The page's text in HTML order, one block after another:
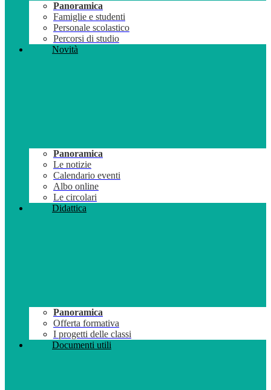
Panoramica
Famiglie e studenti
Personale scolastico
Percorsi di studio
Novità
Panoramica
Le notizie
Calendario eventi
Albo online
Le circolari
Didattica
Panoramica
Offerta formativa
I progetti delle classi
Documenti utili